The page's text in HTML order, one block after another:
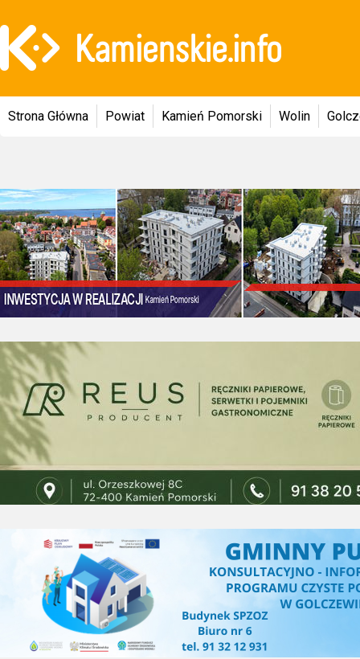
Strona Główna Powiat Kamień Pomorski Wolin